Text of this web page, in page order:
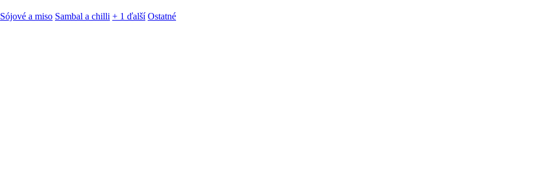
Sójové a miso Sambal a chilli + 1 ďalší Ostatné